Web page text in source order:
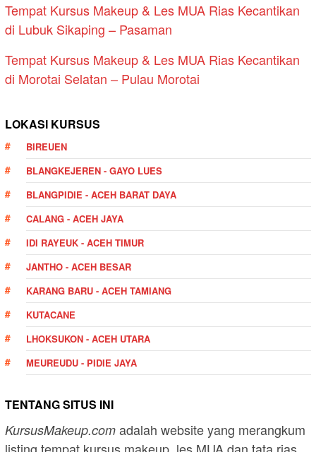
Tempat Kursus Makeup & Les MUA Rias Kecantikan
di Lubuk Sikaping – Pasaman
Tempat Kursus Makeup & Les MUA Rias Kecantikan
di Morotai Selatan – Pulau Morotai
LOKASI KURSUS
BIREUEN
BLANGKEJEREN - GAYO LUES
BLANGPIDIE - ACEH BARAT DAYA
CALANG - ACEH JAYA
IDI RAYEUK - ACEH TIMUR
JANTHO - ACEH BESAR
KARANG BARU - ACEH TAMIANG
KUTACANE
LHOKSUKON - ACEH UTARA
MEUREUDU - PIDIE JAYA
TENTANG SITUS INI
KursusMakeup.com adalah website yang merangkum